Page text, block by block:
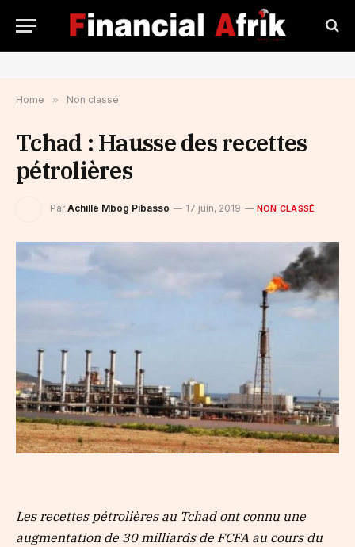
Home » Non classé
Tchad : Hausse des recettes
pétrolières
Par Achille Mbog Pibasso 17 juin, 2019 NON CLASSÉ
Les recettes pétrolières au Tchad ont connu une
augmentation de 30 milliards de FCFA au cours du